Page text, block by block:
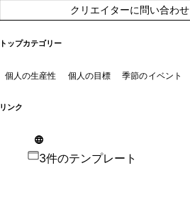
クリエイターに問い合わせ
トップカテゴリー
個人の生産性 個人の目標 季節のイベント
リンク
3件のテンプレート